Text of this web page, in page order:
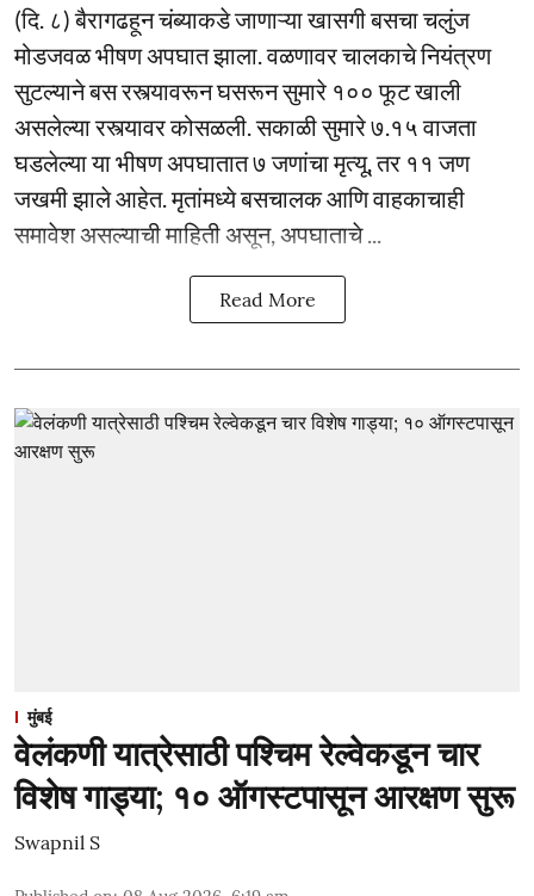
(दि. ८) बैरागढहून चंब्याकडे जाणाऱ्या खासगी बसचा चलुंज
मोडजवळ भीषण अपघात झाला. वळणावर चालकाचे नियंत्रण
सुटल्याने बस रस्त्यावरून घसरून सुमारे १०० फूट खाली
असलेल्या रस्त्यावर कोसळली. सकाळी सुमारे ७.१५ वाजता
घडलेल्या या भीषण अपघातात ७ जणांचा मृत्यू, तर ११ जण
जखमी झाले आहेत. मृतांमध्ये बसचालक आणि वाहकाचाही
समावेश असल्याची माहिती असून, अपघाताचे ...
Read More
मुंबई
वेलंकणी यात्रेसाठी पश्चिम रेल्वेकडून चार
विशेष गाड्या; १० ऑगस्टपासून आरक्षण सुरू
Swapnil S